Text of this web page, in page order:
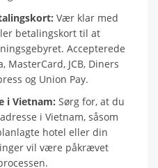
Vær klar med
betalingskort til at
Accepterede
MasterCard, JCB, Diners
og Union Pay.
i Vietnam: Sørg for, at du
i Vietnam, såsom
hotel eller din
vil være påkrævet